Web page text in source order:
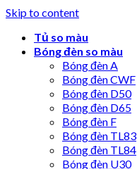
Skip to content
Tủ so màu
Bóng đèn so màu
Bóng đèn A
Bóng đèn CWF
Bóng đèn D50
Bóng đèn D65
Bóng đèn F
Bóng đèn TL83
Bóng đèn TL84
Bóng đèn U30